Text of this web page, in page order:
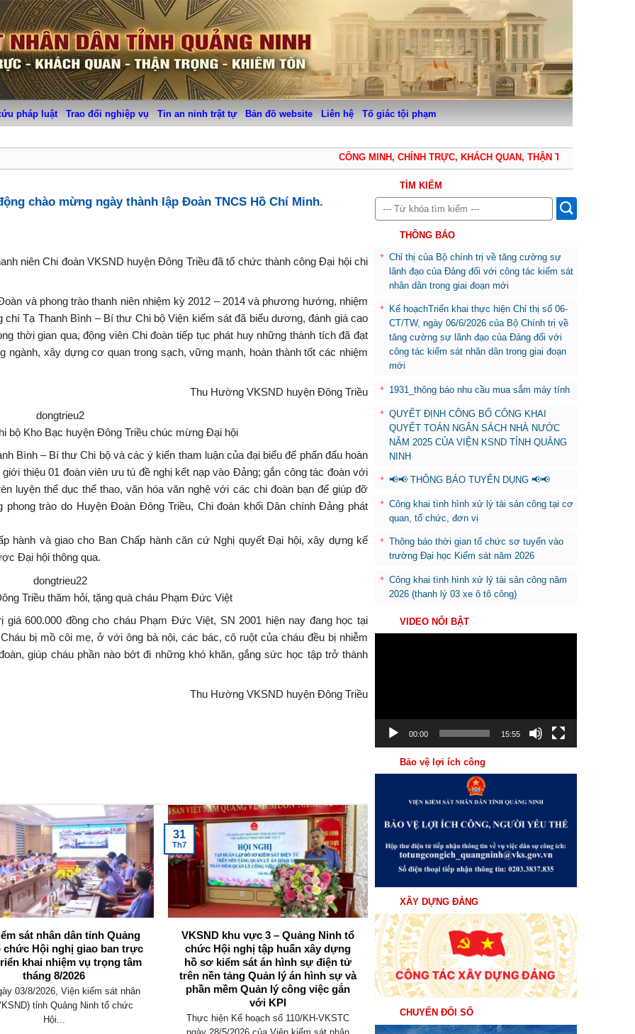
pháp luật Trao đổi nghiệp vụ Tin an ninh trật tự Bản đồ website Liên hệ Tố giác tội phạm
CÔNG MINH, CHÍNH TRỰC, KHÁCH QUAN, THẬN TRỌNG, KHIÊM TỐN
chào mừng ngày thành lập Đoàn TNCS Hồ Chí Minh.
niên Chi đoàn VKSND huyện Đông Triều đã tổ chức thành công Đại hội chi
và phong trào thanh niên nhiệm kỳ 2012 – 2014 và phương hướng, nhiệm
Tạ Thanh Bình – Bí thư Chi bộ Viện kiểm sát đã biểu dương, đánh giá cao
thời gian qua, động viên Chi đoàn tiếp tục phát huy những thành tích đã đạt
xây dựng cơ quan trong sạch, vững mạnh, hoàn thành tốt các nhiệm
Thu Hường VKSND huyện Đông Triều
bộ Kho Bạc huyện Đông Triều chúc mừng Đại hội
Bình – Bí thư Chi bộ và các ý kiến tham luận của đại biểu để phấn đấu hoàn
thiệu 01 đoàn viên ưu tú đề nghị kết nạp vào Đảng; gắn công tác đoàn với
luyện thể dục thể thao, văn hóa văn nghệ với các chi đoàn bạn để giúp đỡ
trào do Huyện Đoàn Đông Triều, Chi đoàn khối Dân chính Đảng phát
hành và giao cho Ban Chấp hành căn cứ Nghị quyết Đại hội, xây dựng kế
Đại hội thông qua.
Triều thăm hỏi, tặng quà cháu Phạm Đức Việt
600.000 đồng cho cháu Phạm Đức Việt, SN 2001 hiện nay đang học tại
bị mồ côi mẹ, ở với ông bà nội, các bác, cô ruột của cháu đều bị nhiễm
giúp cháu phần nào bớt đi những khó khăn, gắng sức học tập trở thành
Thu Hường VKSND huyện Đông Triều
VKSND khu vực 4 – Quảng Ninh
khởi kiện vụ án dân sự công ích
bảo vệ môi trường biển tại xã Đông
Ngũ, tỉnh Quảng Ninh
Thực hiện chủ trương của Đảng, chính
sách, pháp luật của Nhà nước về tăng...
30
Th7
Viện kiểm sát nhân dân khu vực 5 –
Quảng Ninh tham dự Hội nghị trực
tuyến toàn quốc nghiên cứu, học
tập, quán triệt và triển khai thực
hiện Nghị quyết Hội nghị lần thứ ba
Ban Chấp hành Trung ương Đảng
khóa XIV
Sáng ngày 29/7/2026, tại Hội trường tầng 5
30
Th7
Toàn bộ 19 điều đảng viên không
được làm mới nhất theo Quy định
207-QĐ/TW năm 2026.
Ban Chấp hành Trung ương vừa ban hành
Quy định 207-QĐ/TW về những điều
30
Th7
TÌM KIẾM
THÔNG BÁO
Chỉ thị của Bộ chính trị về tăng cường sự
lãnh đạo của Đảng đối với công tác kiểm sát
nhân dân trong giai đoạn mới
Kế hoạchTriển khai thực hiện Chỉ thị số 06-
CT/TW, ngày 06/6/2026 của Bộ Chính trị về
tăng cường sự lãnh đạo của Đảng đối với
công tác kiểm sát nhân dân trong giai đoạn
mới
1931_thông báo nhu cầu mua sắm máy tính
QUYẾT ĐỊNH CÔNG BỐ CÔNG KHAI
QUYẾT TOÁN NGÂN SÁCH NHÀ NƯỚC
NĂM 2025 CỦA VIỆN KSND TỈNH QUẢNG
NINH
📢📢 THÔNG BÁO TUYỂN DỤNG 📢📢
Công khai tình hình xử lý tài sản công tại cơ
quan, tổ chức, đơn vị
Thông báo thời gian tổ chức sơ tuyển vào
trường Đại học Kiểm sát năm 2026
Công khai tình hình xử lý tài sản công năm
2026 (thanh lý 03 xe ô tô công)
VIDEO NỔI BẬT
00:00 15:55
Bảo vệ lợi ích công
XÂY DỰNG ĐẢNG
CHUYỂN ĐỔI SỐ